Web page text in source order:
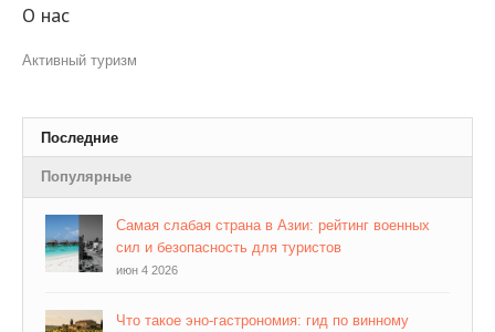
О нас
Активный туризм
Последние
Популярные
Самая слабая страна в Азии: рейтинг военных
сил и безопасность для туристов
июн 4 2026
Что такое эно-гастрономия: гид по винному